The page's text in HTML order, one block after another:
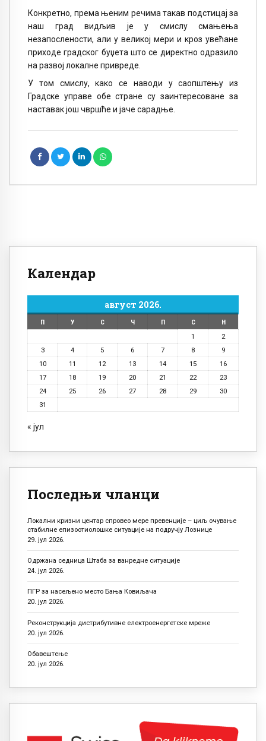
Конкретно, према њеним речима такав подстицај за
наш град видљив је у смислу смањења
незапослености, али у великој мери и кроз увећане
приходе градског буџета што се директно одразило
на развој локалне привреде.
У том смислу, како се наводи у саопштењу из
Градске управе обе стране су заинтересоване за
наставак још чвршће и јаче сарадње.
Календар
август 2026.
П У С Ч П С
Н
1
2
3
4 5 6 7 8
9
10
11 12 13 14 15
16
17
18 19 20 21 22
23
24
25 26 27 28 29
30
31
« јул
Последњи чланци
Локални кризни центар спровео мере превенције – циљ очување
стабилне епизоотиолошке ситуације на подручју Лознице
29. јул 2026.
Одржана седница Штаба за ванредне ситуације
24. јул 2026.
ПГР за насељено место Бања Ковиљача
20. јул 2026.
Реконструкција дистрибутивне електроенергетске мреже
20. јул 2026.
Обавештење
20. јул 2026.